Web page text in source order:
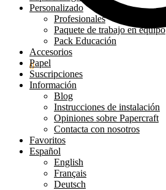
0.00€ 0
Personalizado
Profesionales
Paquete de trabajo en equipo
Pack Educación
Accesorios
Papel
Suscripciones
Información
Blog
Instrucciones de instalación
Opiniones sobre Papercraft
Contacta con nosotros
Favoritos
Español
English
Français
Deutsch